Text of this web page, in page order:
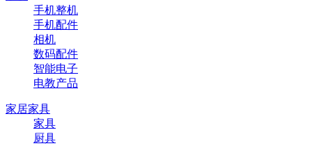
手机整机
手机配件
相机
数码配件
智能电子
电教产品
家居家具
家具
厨具